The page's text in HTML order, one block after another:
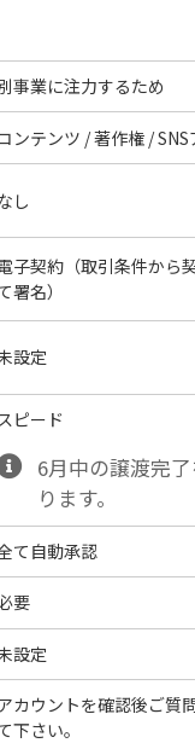
事業に注力するため
ンテンツ / 著作権 / SNS
し
子契約（取引条件から
署名）
設定
スピード
6月中の譲渡完
ります。
て自動承認
要
設定
カウントを確認後ご質
下さい。